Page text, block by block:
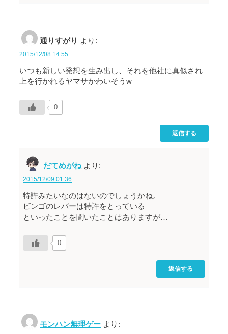
通りすがり より:
2015/12/08 14:55
いつも新しい発想を生み出し、それを他社に真似され
上を行かれるヤマサかわいそうw
0
返信する
だてめがね より:
2015/12/09 01:36
特許みたいなのはないのでしょうかね。
ビンゴのレバーは特許をとっている
といったことを聞いたことはありますが…
0
返信する
モンハン無理ゲー より: